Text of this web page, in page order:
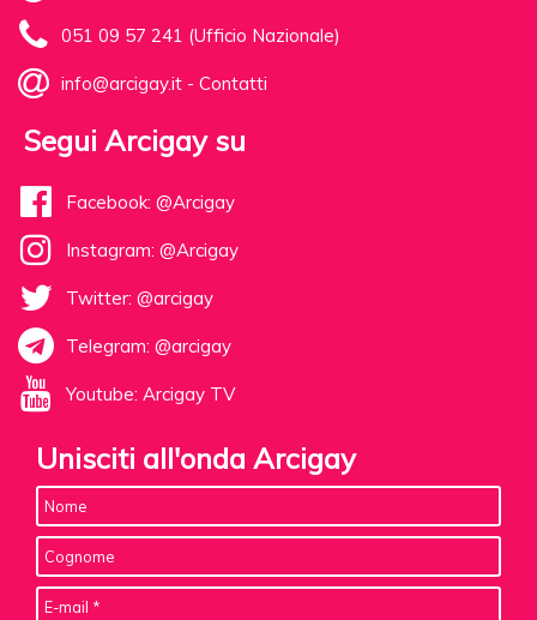
051 09 57 241 (Ufficio Nazionale)
info@arcigay.it - Contatti
Segui Arcigay su
Facebook: @Arcigay
Instagram: @Arcigay
Twitter: @arcigay
Telegram: @arcigay
Youtube: Arcigay TV
Unisciti all'onda Arcigay